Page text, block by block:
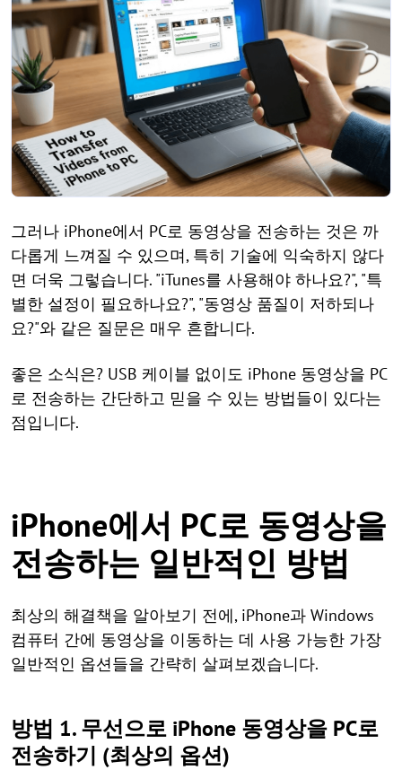
그러나 iPhone에서 PC로 동영상을 전송하는 것은 까
다롭게 느껴질 수 있으며, 특히 기술에 익숙하지 않다
면 더욱 그렇습니다. "iTunes를 사용해야 하나요?", "특
별한 설정이 필요하나요?", "동영상 품질이 저하되나
요?"와 같은 질문은 매우 흔합니다.
좋은 소식은? USB 케이블 없이도 iPhone 동영상을 PC
로 전송하는 간단하고 믿을 수 있는 방법들이 있다는
점입니다.
iPhone에서 PC로 동영상을
전송하는 일반적인 방법
최상의 해결책을 알아보기 전에, iPhone과 Windows
컴퓨터 간에 동영상을 이동하는 데 사용 가능한 가장
일반적인 옵션들을 간략히 살펴보겠습니다.
방법 1. 무선으로 iPhone 동영상을 PC로
전송하기 (최상의 옵션)